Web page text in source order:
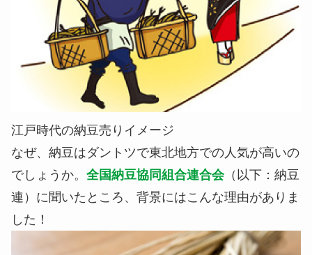
江戸時代の納豆売りイメージ
なぜ、納豆はダントツで東北地方での人気が高いの
でしょうか。 全国納豆協同組合連合会（以下：納豆
連）に聞いたところ、背景にはこんな理由がありま
した！